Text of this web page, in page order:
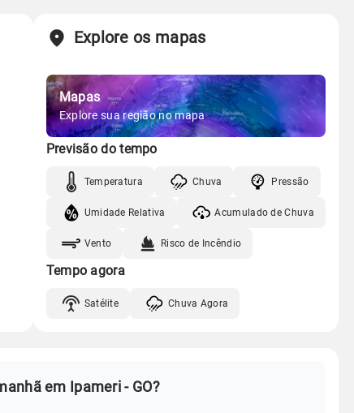
Explore os mapas
Mapas
Explore sua região no mapa
Previsão do tempo
Temperatura Chuva Pressão
Umidade Relativa Acumulado de Chuva
Vento Risco de Incêndio
Tempo agora
Satélite Chuva Agora
em Ipameri - GO?